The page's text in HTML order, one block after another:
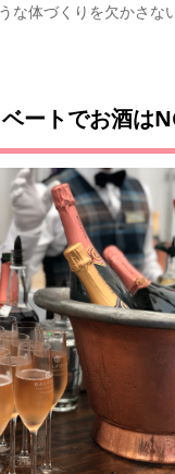
な体づくりを欠かさな
ベートでお酒は